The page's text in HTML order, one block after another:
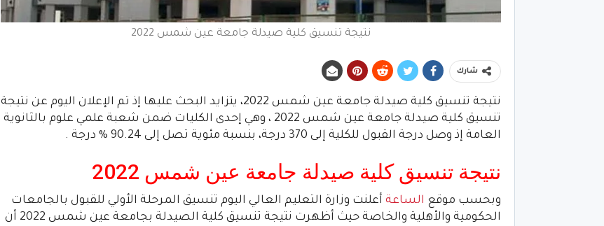
نتيجة تنسيق كلية صيدلة جامعة عين شمس 2022
شارك
نتيجة تنسيق كلية صيدلة جامعة عين شمس 2022، يتزايد البحث عليها إذ تم الإعلان اليوم عن نتيجة
تنسيق كلية صيدلة جامعة عين شمس 2022 ، وهي إحدى الكليات ضمن شعبة علمي علوم بالثانوية
العامة إذ وصل درجة القبول للكلية إلى 370 درجة، بنسبة مئوية تصل إلى 90.24 % درجة .
نتيجة تنسيق كلية صيدلة جامعة عين شمس 2022
وبحسب موقع الساعة أعلنت وزارة التعليم العالي اليوم تنسيق المرحلة الأولي للقبول بالجامعات
الحكومية والأهلية والخاصة حيث أظهرت نتيجة تنسيق كلية الصيدلة بجامعة عين شمس 2022 أن